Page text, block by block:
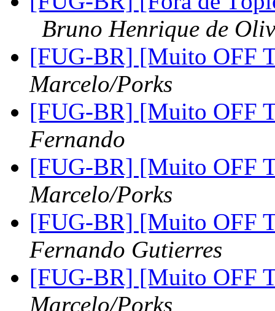
Bruno Henrique de
[FUG-BR] [Muito OFF
Marcelo/Porks
[FUG-BR] [Muito OFF
Fernando
[FUG-BR] [Muito OFF
Marcelo/Porks
[FUG-BR] [Muito OFF
Fernando Gutierres
[FUG-BR] [Muito OFF
Marcelo/Porks